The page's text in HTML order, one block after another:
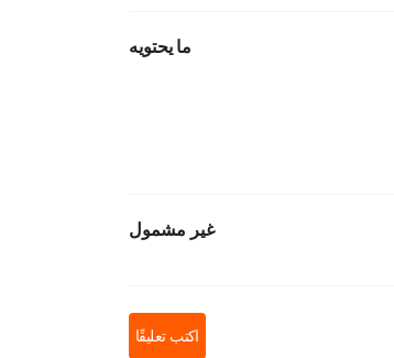
ما يحتويه
غير مشمول
اكتب تعليقًا